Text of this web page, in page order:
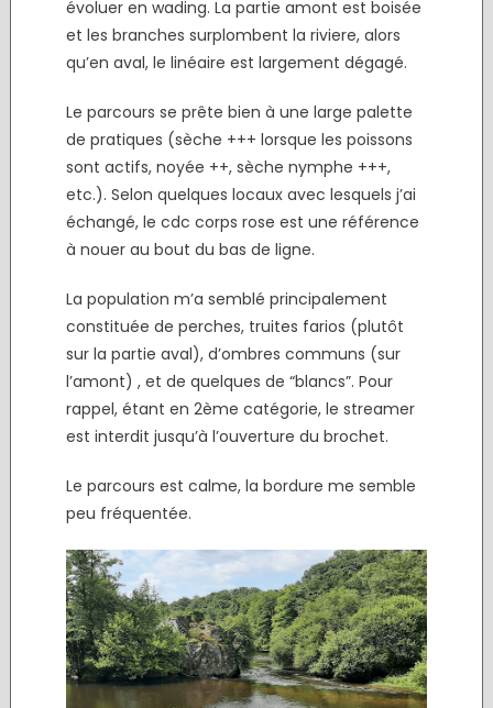
évoluer en wading. La partie amont est boisée
et les branches surplombent la riviere, alors
qu’en aval, le linéaire est largement dégagé.
Le parcours se prête bien à une large palette
de pratiques (sèche +++ lorsque les poissons
sont actifs, noyée ++, sèche nymphe +++,
etc.). Selon quelques locaux avec lesquels j’ai
échangé, le cdc corps rose est une référence
à nouer au bout du bas de ligne.
La population m’a semblé principalement
constituée de perches, truites farios (plutôt
sur la partie aval), d’ombres communs (sur
l’amont) , et de quelques de “blancs”. Pour
rappel, étant en 2ème catégorie, le streamer
est interdit jusqu’à l’ouverture du brochet.
Le parcours est calme, la bordure me semble
peu fréquentée.